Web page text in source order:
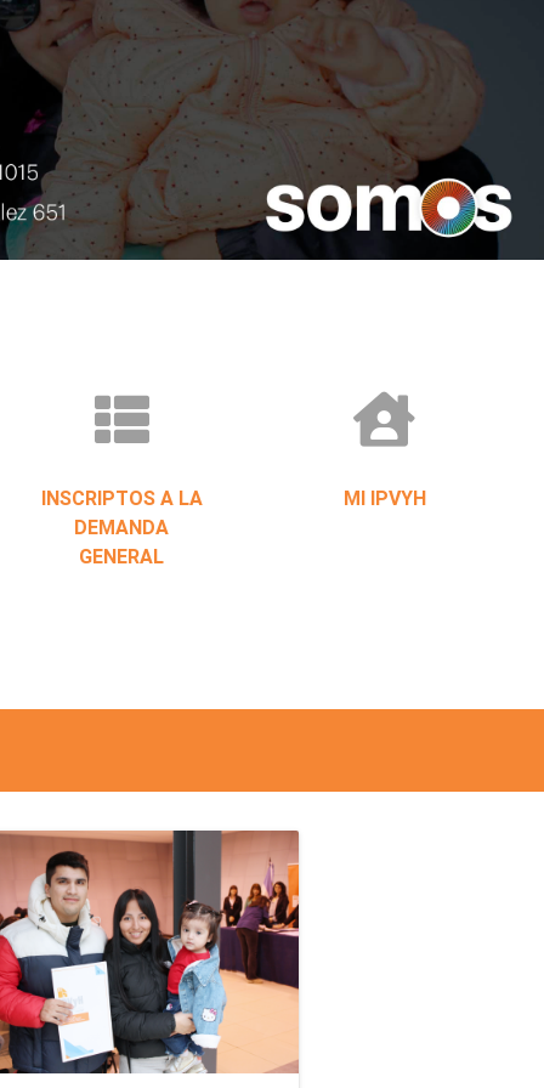
INSCRIPTOS A LA
DEMANDA
GENERAL
MI IPVYH